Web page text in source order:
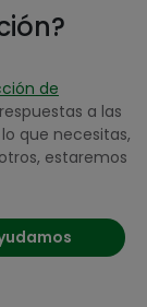
de
a las
que necesitas,
estaremos